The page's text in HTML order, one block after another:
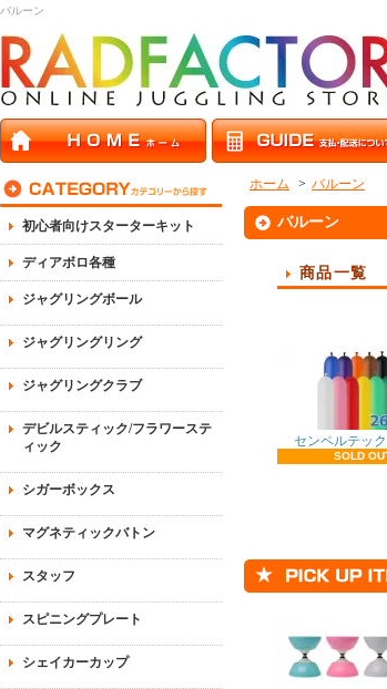
バルーン
初心者向けスターターキット
ディアボロ各種
ジャグリングボール
ジャグリングリング
ジャグリングクラブ
デビルスティック/フラワーステ
ィック
シガーボックス
マグネティックバトン
スタッフ
スピニングプレート
シェイカーカップ
ホーム > バルーン
バルーン
商品一覧
センペルテッ
SOLD